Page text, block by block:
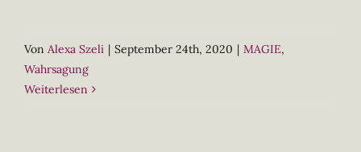
Von Alexa Szeli | September 24th, 2020 | MAGIE,
Wahrsagung
Weiterlesen